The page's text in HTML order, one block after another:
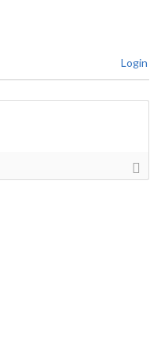
Login